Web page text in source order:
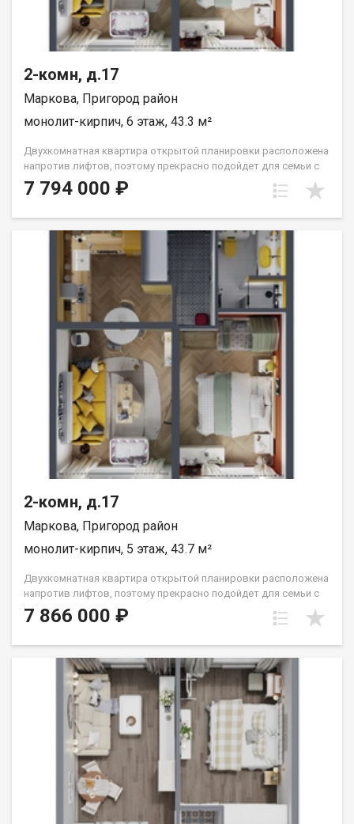
2-комн, д.17
Маркова, Пригород район
монолит-кирпич, 6 этаж, 43.3 м²
Двухкомнатная квартира открытой планировки расположена
напротив лифтов, поэтому прекрасно подойдет для семьи с
маленьким ребёнком или человека с ограниченными
возможностями. Расположение окон на Сергиев Посад.
компаний «Восток Центр Иркутск»
7 794 000 ₽
2-комн, д.17
Маркова, Пригород район
монолит-кирпич, 5 этаж, 43.7 м²
Двухкомнатная квартира открытой планировки расположена
напротив лифтов, поэтому прекрасно подойдет для семьи с
маленьким ребёнком или человека с ограниченными
возможностями. Расположение окон на Сергиев Посад.
компаний «Восток Центр Иркутск»
7 866 000 ₽